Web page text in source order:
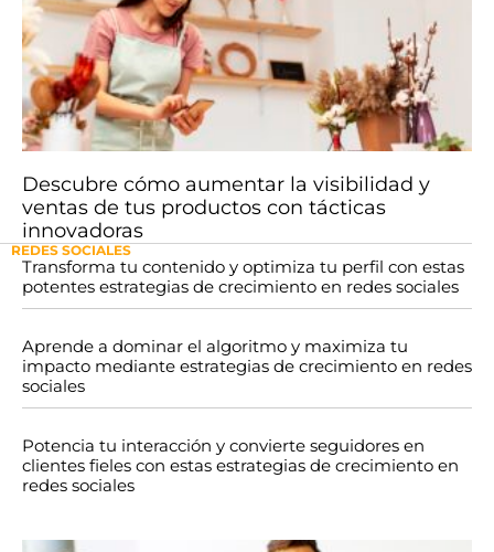
Descubre cómo aumentar la visibilidad y
ventas de tus productos con tácticas
innovadoras
REDES SOCIALES
Transforma tu contenido y optimiza tu perfil con estas
potentes estrategias de crecimiento en redes sociales
Aprende a dominar el algoritmo y maximiza tu
impacto mediante estrategias de crecimiento en redes
sociales
Potencia tu interacción y convierte seguidores en
clientes fieles con estas estrategias de crecimiento en
redes sociales